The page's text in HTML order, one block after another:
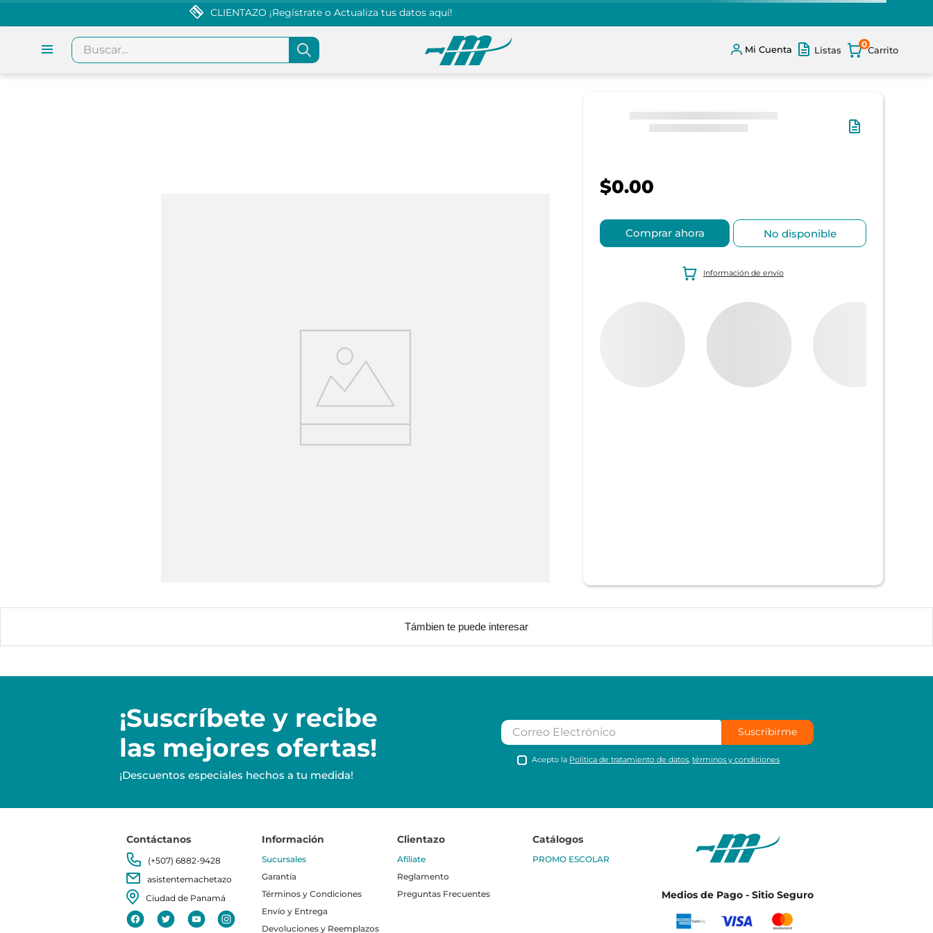
CLIENTAZO ¡Regístrate o Actualiza tus datos aquí!
Buscar...
Mi Cuenta Listas
0
$0.00
Comprar ahora No disponible
Información de envío
Támbien te puede interesar
¡Suscríbete y recibe
las mejores ofertas!
¡Descuentos especiales hechos a tu medida!
Suscribirme
Acepto la Política de tratamiento de datos,términos y condiciones
Contáctanos
(+507) 6882-9428
asistentemachetazo
Ciudad de Panamá
Información
Sucursales
Garantía
Términos y Condiciones
Envío y Entrega
Devoluciones y Reemplazos
Clientazo
Afíliate
Reglamento
Preguntas Frecuentes
Catálogos
PROMO ESCOLAR
Medios de Pago - Sitio Seguro